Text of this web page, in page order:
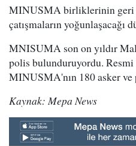
MINUSMA birliklerinin geri
çatışmaların yoğunlaşacağı
MNISUMA son on yıldır
polis bulunduruyordu. Resmi
MINUSMA'nın 180 asker
Kaynak: Mepa News